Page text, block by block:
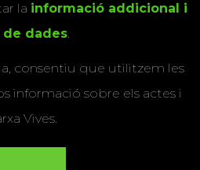
la informació addicional i
dades
consentiu que utilitzem les
informació sobre els actes i
Vives.